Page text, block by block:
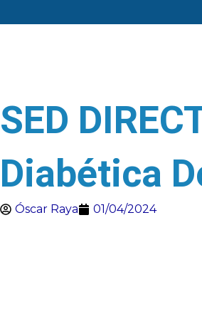
al
SED
Diabética
Óscar Raya 01/04/2024